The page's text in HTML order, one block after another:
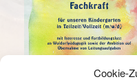
Cookie-